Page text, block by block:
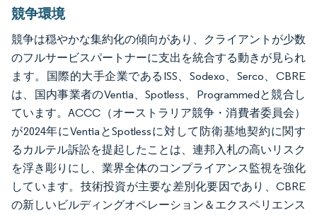
競争環境
競争は穏やかな集約化の傾向があり、クライアントが少数
のフルサービスパートナーに支出を統合する動きが見られ
ます。国際的大手企業であるISS、Sodexo、Serco、CBRE
は、国内事業者のVentia、Spotless、Programmedと競合し
ています。ACCC（オーストラリア競争・消費者委員会）
が2024年にVentiaとSpotlessに対して防衛基地契約に関す
るカルテル訴訟を提起したことは、連邦入札の高いリスク
を浮き彫りにし、業界全体のコンプライアンス監視を強化
しています。技術投資が主要な差別化要因であり、CBRE
の新しいビルディングオペレーション＆エクスペリエンス